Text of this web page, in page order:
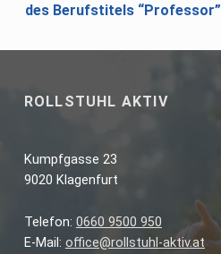
des Berufstitels “Professor”
ROLLSTUHL AKTIV
Kumpfgasse 23
9020 Klagenfurt
Telefon: 0660 9500 950
E-Mail: office@rollstuhl-aktiv.at